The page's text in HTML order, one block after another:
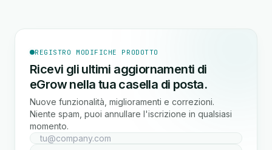
REGISTRO MODIFICHE PRODOTTO
Ricevi gli ultimi aggiornamenti di
eGrow nella tua casella di posta.
Nuove funzionalità, miglioramenti e correzioni.
Niente spam, puoi annullare l'iscrizione in qualsiasi
momento.